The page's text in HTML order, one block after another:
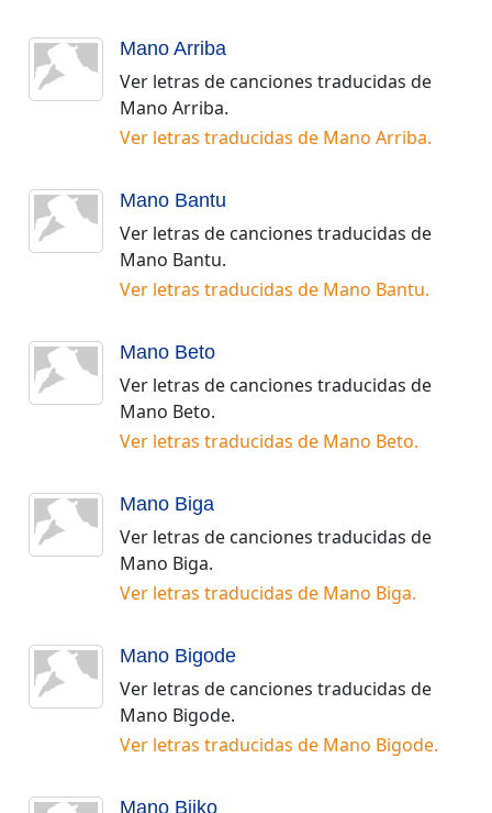
Mano Arriba
Ver letras de canciones traducidas de
Mano Arriba.
Ver letras traducidas de Mano Arriba.
Mano Bantu
Ver letras de canciones traducidas de
Mano Bantu.
Ver letras traducidas de Mano Bantu.
Mano Beto
Ver letras de canciones traducidas de
Mano Beto.
Ver letras traducidas de Mano Beto.
Mano Biga
Ver letras de canciones traducidas de
Mano Biga.
Ver letras traducidas de Mano Biga.
Mano Bigode
Ver letras de canciones traducidas de
Mano Bigode.
Ver letras traducidas de Mano Bigode.
Mano Biiko